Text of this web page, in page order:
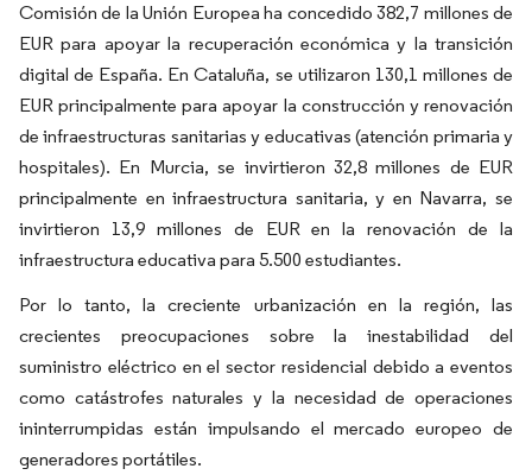
Comisión de la Unión Europea ha concedido 382,7 millones de
EUR para apoyar la recuperación económica y la transición
digital de España. En Cataluña, se utilizaron 130,1 millones de
EUR principalmente para apoyar la construcción y renovación
de infraestructuras sanitarias y educativas (atención primaria y
hospitales). En Murcia, se invirtieron 32,8 millones de EUR
principalmente en infraestructura sanitaria, y en Navarra, se
invirtieron 13,9 millones de EUR en la renovación de la
infraestructura educativa para 5.500 estudiantes.
Por lo tanto, la creciente urbanización en la región, las
crecientes preocupaciones sobre la inestabilidad del
suministro eléctrico en el sector residencial debido a eventos
como catástrofes naturales y la necesidad de operaciones
ininterrumpidas están impulsando el mercado europeo de
generadores portátiles.